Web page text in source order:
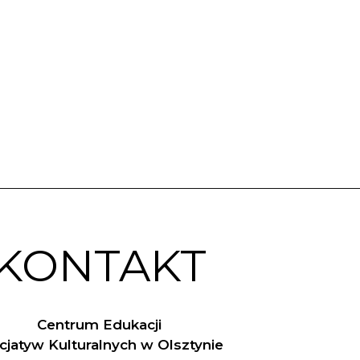
Centrum Edukacji
Kulturalnych w Olsztynie